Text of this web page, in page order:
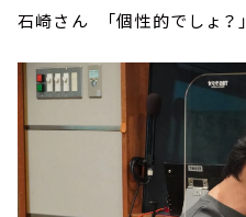
石崎さん 「個性的でしょ？」